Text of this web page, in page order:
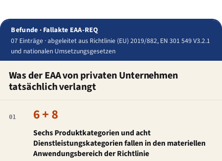
Befunde · Fallakte EAA-REQ
07 Einträge · abgeleitet aus Richtlinie (EU) 2019/882, EN 301 549 V3.2.1
und nationalen Umsetzungsgesetzen
Was der EAA von privaten Unternehmen
tatsächlich verlangt
01 6 + 8
Sechs Produktkategorien und acht
Dienstleistungskategorien fallen in den materiellen
Anwendungsbereich der Richtlinie